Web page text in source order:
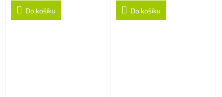
Do košíku Do košíku